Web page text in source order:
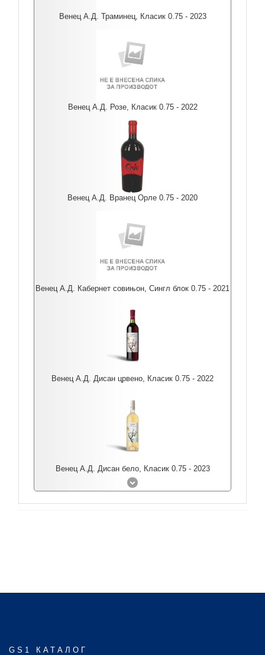
Венец А.Д. Траминец, Класик 0.75 - 2023
Венец А.Д. Розе, Класик 0.75 - 2022
Венец А.Д. Вранец Орле 0.75 - 2020
Венец А.Д. Кабернет совињон, Сингл блок 0.75 - 2021
Венец А.Д. Дисан црвено, Класик 0.75 - 2022
Венец А.Д. Дисан бело, Класик 0.75 - 2023
GS1 КАТАЛОГ